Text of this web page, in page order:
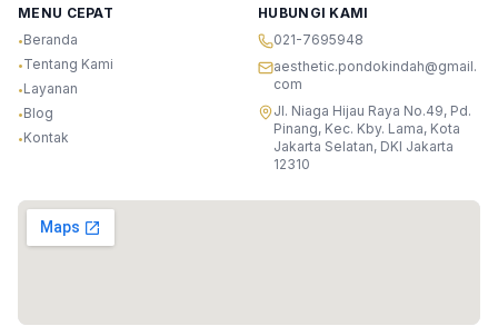
MENU CEPAT
•Beranda
•Tentang Kami
•Layanan
•Blog
•Kontak
HUBUNGI KAMI
021-7695948
aesthetic.pondokindah@gmail.
com
Jl. Niaga Hijau Raya No.49, Pd.
Pinang, Kec. Kby. Lama, Kota
Jakarta Selatan, DKI Jakarta
12310